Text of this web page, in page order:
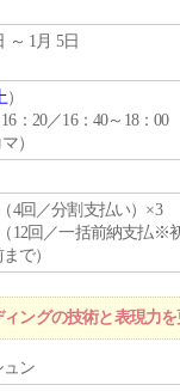
～ 1月 5日
）
：20／16：40～18：00
）
4回／分割支払い）×3
12回／一括前納支払※
で）
ングの技術と表現力
ン